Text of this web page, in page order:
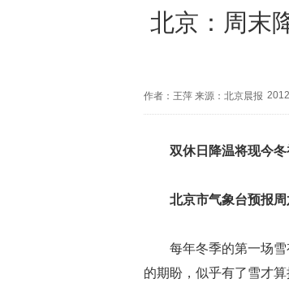
北京：周末
作者：王萍 来源：北京晨报
双休日降温将现今
北京市气象台预报
每年冬季的第一场
的期盼，似乎有了雪才